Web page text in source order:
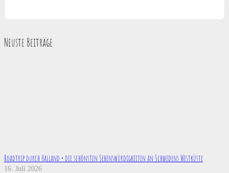
Neuste Beiträge
Roadtrip durch Halland • die schönsten Sehenswürdigkeiten an Schwedens Westküste
16. Juli 2026